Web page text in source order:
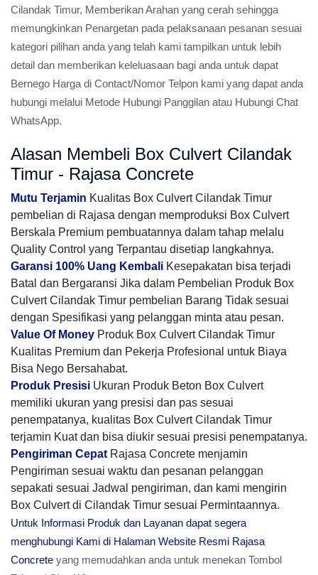
Cilandak Timur, Memberikan Arahan yang cerah sehingga
memungkinkan Penargetan pada pelaksanaan pesanan sesuai
kategori pilihan anda yang telah kami tampilkan untuk lebih
detail dan memberikan keleluasaan bagi anda untuk dapat
Bernego Harga di Contact/Nomor Telpon kami yang dapat anda
hubungi melalui Metode Hubungi Panggilan atau Hubungi Chat
WhatsApp.
Alasan Membeli Box Culvert Cilandak
Timur - Rajasa Concrete
Mutu Terjamin Kualitas Box Culvert Cilandak Timur
pembelian di Rajasa dengan memproduksi Box Culvert
Berskala Premium pembuatannya dalam tahap melalu
Quality Control yang Terpantau disetiap langkahnya.
Garansi 100% Uang Kembali Kesepakatan bisa terjadi
Batal dan Bergaransi Jika dalam Pembelian Produk Box
Culvert Cilandak Timur pembelian Barang Tidak sesuai
dengan Spesifikasi yang pelanggan minta atau pesan.
Value Of Money Produk Box Culvert Cilandak Timur
Kualitas Premium dan Pekerja Profesional untuk Biaya
Bisa Nego Bersahabat.
Produk Presisi Ukuran Produk Beton Box Culvert
memiliki ukuran yang presisi dan pas sesuai
penempatanya, kualitas Box Culvert Cilandak Timur
terjamin Kuat dan bisa diukir sesuai presisi penempatanya.
Pengiriman Cepat Rajasa Concrete menjamin
Pengiriman sesuai waktu dan pesanan pelanggan
sepakati sesuai Jadwal pengiriman, dan kami mengirin
Box Culvert di Cilandak Timur sesuai Permintaannya.
Untuk Informasi Produk dan Layanan dapat segera
menghubungi Kami di Halaman Website Resmi Rajasa
Concrete yang memudahkan anda untuk menekan Tombol